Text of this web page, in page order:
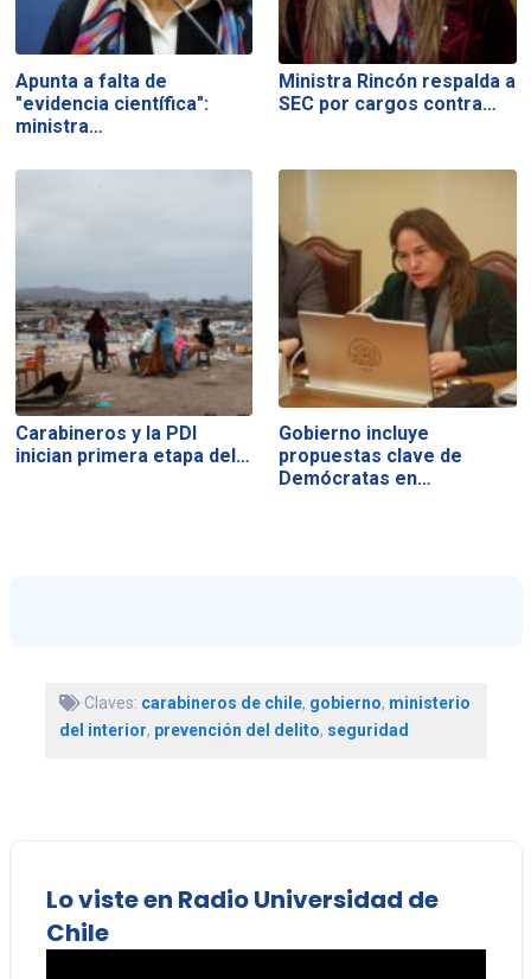
Apunta a falta de
"evidencia científica":
ministra…
Ministra Rincón respalda a
SEC por cargos contra…
Carabineros y la PDI
inician primera etapa del…
Gobierno incluye
propuestas clave de
Demócratas en…
Claves: carabineros de chile, gobierno, ministerio
del interior, prevención del delito, seguridad
Lo viste en Radio Universidad de
Chile